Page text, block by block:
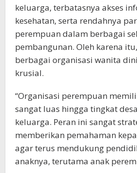
keluarga, terbatasnya akses
kesehatan, serta rendahnya
perempuan dalam berbagai
pembangunan. Oleh karena
berbagai organisasi wanita
krusial.
“Organisasi perempuan
sangat luas hingga tingkat
keluarga. Peran ini sangat
memberikan pemahaman
agar terus mendukung
anaknya, terutama anak